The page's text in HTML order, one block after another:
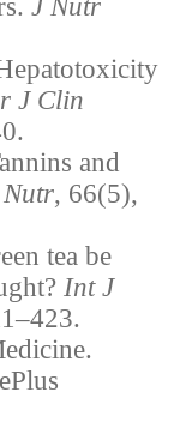
J Nutr
J Clin
and
, 66(5),
tea be
Int J